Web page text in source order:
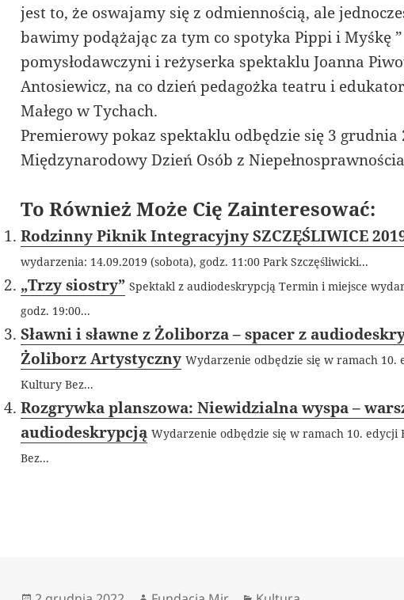
jest to, że oswajamy się z odmiennością, ale
bawimy podążając za tym co spotyka Pippi i Myśkę
pomysłodawczyni i reżyserka spektaklu Joanna
Antosiewicz, na co dzień pedagożka teatru i
Małego w Tychach.
Premierowy pokaz spektaklu odbędzie się 3 grudnia
Międzynarodowy Dzień Osób z
To Również Może Cię Zainteresować:
Rodzinny Piknik Integracyjny SZCZĘŚLIWICE
wydarzenia: 14.09.2019 (sobota), godz. 11:00 Park Szczęśliwicki...
„Trzy siostry” Spektakl z audiodeskrypcją Termin i miejsce
godz. 19:00...
Sławni i sławne z Żoliborza – spacer z
Żoliborz Artystyczny Wydarzenie odbędzie się w ramach 10.
Kultury Bez...
Rozgrywka planszowa: Niewidzialna wyspa –
audiodeskrypcją Wydarzenie odbędzie się w ramach 10. edycji
Bez...